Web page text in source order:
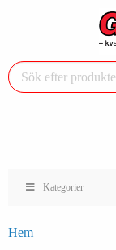
Kategorier
Hem